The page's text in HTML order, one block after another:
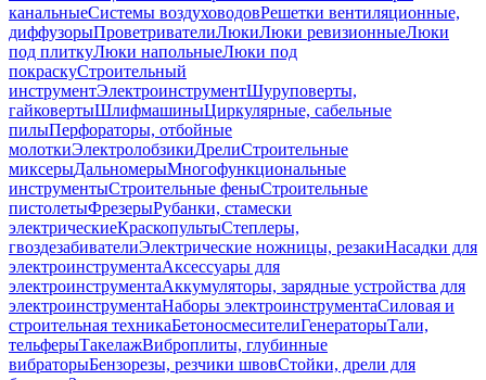
канальныеСистемы воздуховодовРешетки вентиляционные,
диффузорыПроветривателиЛюкиЛюки ревизионныеЛюки
под плиткуЛюки напольныеЛюки под
покраскуСтроительный
инструментЭлектроинструментШуруповерты,
гайковертыШлифмашиныЦиркулярные, сабельные
пилыПерфораторы, отбойные
молоткиЭлектролобзикиДрелиСтроительные
миксерыДальномерыМногофункциональные
инструментыСтроительные феныСтроительные
пистолетыФрезерыРубанки, стамески
электрическиеКраскопультыСтеплеры,
гвоздезабивателиЭлектрические ножницы, резакиНасадки для
электроинструментаАксессуары для
электроинструментаАккумуляторы, зарядные устройства для
электроинструментаНаборы электроинструментаСиловая и
строительная техникаБетоносмесителиГенераторыТали,
тельферыТакелажВиброплиты, глубинные
вибраторыБензорезы, резчики швовСтойки, дрели для